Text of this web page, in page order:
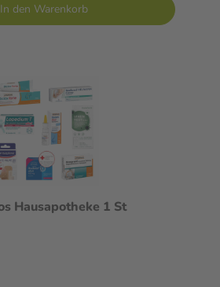
In den Warenkorb
Hausapotheke 1 St